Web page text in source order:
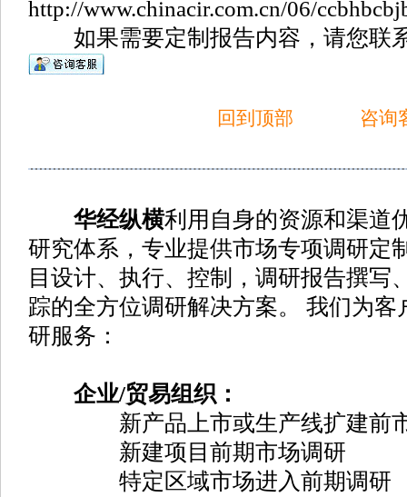
http://www.chinacir.com.cn/06/
如果需要定制报告内容，请您联
回到顶部 咨询
华经纵横利用自身的资源和渠道
研究体系，专业提供市场专项调研定
目设计、执行、控制，调研报告撰写
踪的全方位调研解决方案。 我们为
研服务：
企业/贸易组织：
新产品上市或生产线扩建前市
新建项目前期市场调研
特定区域市场进入前期调研